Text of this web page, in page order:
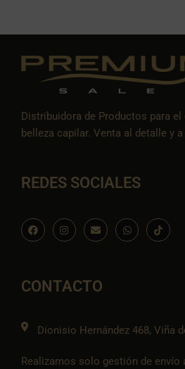
Distribuidora de Productos para
belleza capilar. Venta al detalle y
REDES SOCIALES
F
a
c
o
k
I
n
s
r
a
E
n
v
p
e
W
h
a
I
c
o
CONTACTO
Dionisio Hernández 468, Viña
Realizamos solo gestión de envío